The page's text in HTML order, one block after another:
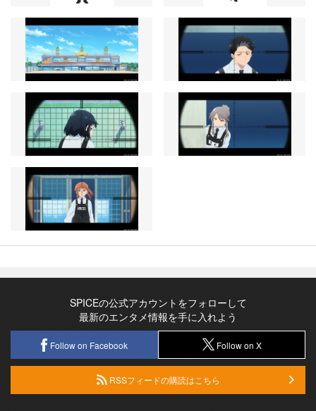
SPICEの公式アカウントをフォローして
最新のエンタメ情報を手に入れよう
Follow on Facebook Follow on X
RSSフィードの購読はこちら